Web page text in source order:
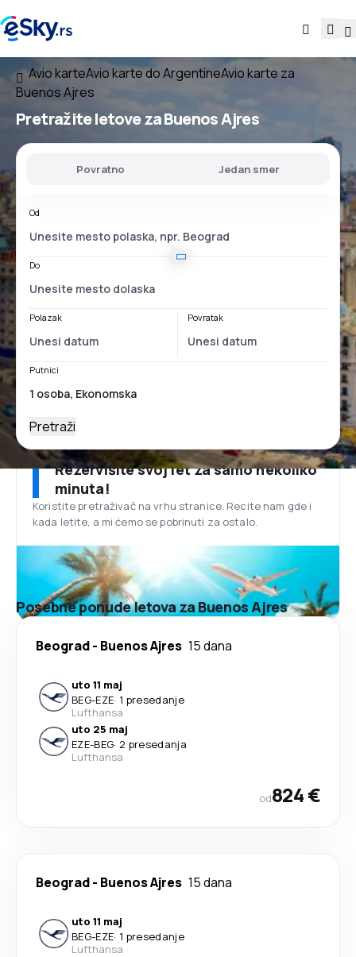
Avio karteAvio karte do ArgentineAvio karte za
Buenos Ajres
Pretražite letove za Buenos Ajres
Povratno Jedan smer
Od
Do
Polazak Povratak
Putnici
Pretraži
Rezervišite svoj let za samo nekoliko
minuta!
Koristite pretraživač na vrhu stranice. Recite nam gde i
kada letite, a mi ćemo se pobrinuti za ostalo.
Posebne ponude letova za Buenos Ajres
Beograd- Buenos Ajres 15 dana
uto 11 maj
BEG-EZE· 1 presedanje
Lufthansa
uto 25 maj
EZE-BEG· 2 presedanja
Lufthansa
od824 €
Beograd- Buenos Ajres 15 dana
uto 11 maj
BEG-EZE· 1 presedanje
Lufthansa